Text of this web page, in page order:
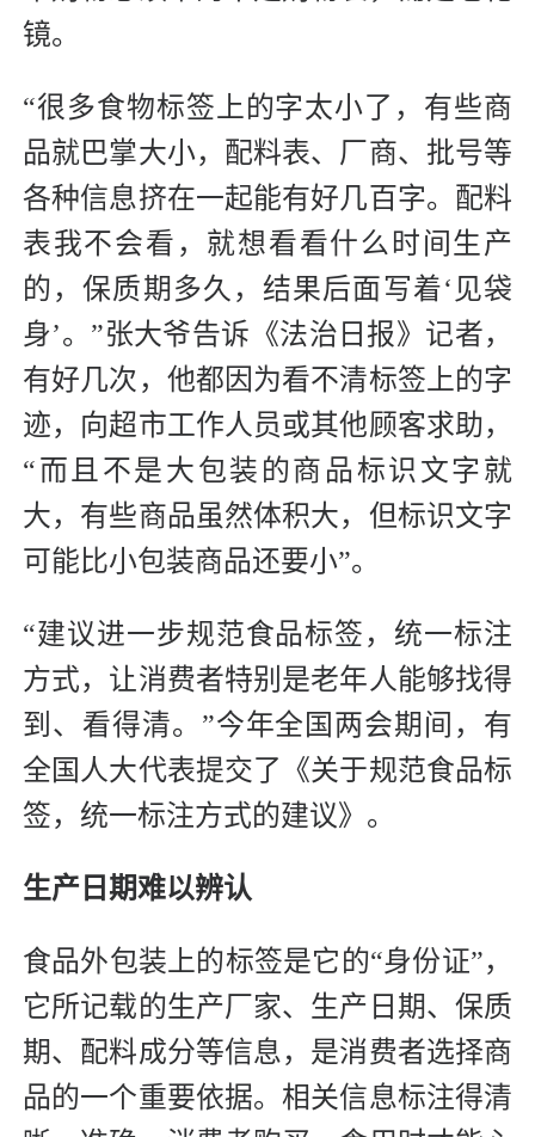
镜。
“很多食物标签上的字太小了，有些商
品就巴掌大小，配料表、厂商、批号等
各种信息挤在一起能有好几百字。配料
表我不会看，就想看看什么时间生产
的，保质期多久，结果后面写着‘见袋
身’。”张大爷告诉《法治日报》记者，
有好几次，他都因为看不清标签上的字
迹，向超市工作人员或其他顾客求助，
“而且不是大包装的商品标识文字就
大，有些商品虽然体积大，但标识文字
可能比小包装商品还要小”。
“建议进一步规范食品标签，统一标注
方式，让消费者特别是老年人能够找得
到、看得清。”今年全国两会期间，有
全国人大代表提交了《关于规范食品标
签，统一标注方式的建议》。
生产日期难以辨认
食品外包装上的标签是它的“身份证”，
它所记载的生产厂家、生产日期、保质
期、配料成分等信息，是消费者选择商
品的一个重要依据。相关信息标注得清